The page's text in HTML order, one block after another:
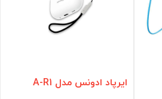
ایرپاد ادونس مدل A-R1